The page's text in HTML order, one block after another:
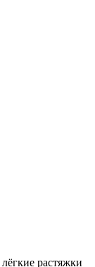
растяжки